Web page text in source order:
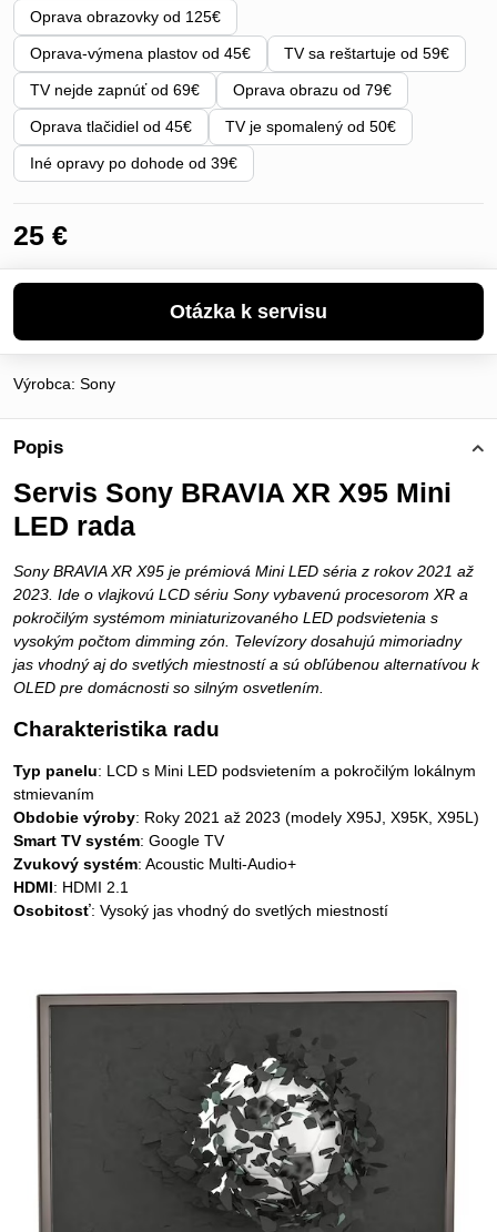
Oprava obrazovky od 125€
Oprava-výmena plastov od 45€ TV sa reštartuje od 59€
TV nejde zapnúť od 69€ Oprava obrazu od 79€
Oprava tlačidiel od 45€ TV je spomalený od 50€
Iné opravy po dohode od 39€
25 €
Výrobca: Sony
Popis
Servis Sony BRAVIA XR X95 Mini
LED rada
Sony BRAVIA XR X95 je prémiová Mini LED séria z rokov 2021 až
2023. Ide o vlajkovú LCD sériu Sony vybavenú procesorom XR a
pokročilým systémom miniaturizovaného LED podsvietenia s
vysokým počtom dimming zón. Televízory dosahujú mimoriadny
jas vhodný aj do svetlých miestností a sú obľúbenou alternatívou k
OLED pre domácnosti so silným osvetlením.
Charakteristika radu
Typ panelu: LCD s Mini LED podsvietením a pokročilým lokálnym
stmievaním
Obdobie výroby: Roky 2021 až 2023 (modely X95J, X95K, X95L)
Smart TV systém: Google TV
Zvukový systém: Acoustic Multi-Audio+
HDMI: HDMI 2.1
Osobitosť: Vysoký jas vhodný do svetlých miestností